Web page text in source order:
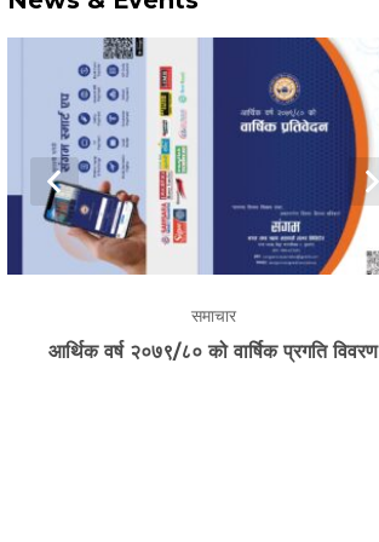
समाचार
आर्थिक वर्ष २०७९/८० को वार्षिक प्रगति विवरण
prev